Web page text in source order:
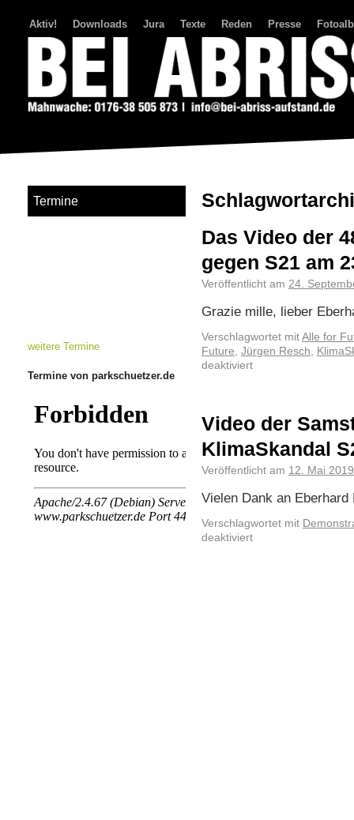
Aktiv! Downloads Jura Texte Reden Presse
Das Video der
gegen S21 am
Veröffentlicht am 24.
Grazie mille, lieber
Verschlagwortet mit Alle for
Future, Jürgen Resch,
deaktiviert
Video der
KlimaSkandal
Veröffentlicht am 12. Mai 2019
Vielen Dank an Eberhard
Verschlagwortet mit
deaktiviert
Termine
weitere Termine
Termine von parkschuetzer.de